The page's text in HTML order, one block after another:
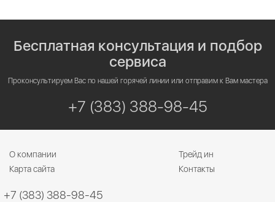
Бесплатная консультация и подбор
сервиса
Проконсультируем Вас по нашей горячей линии или отправим к Вам мастера
+7 (383) 388-98-45
О компании
Трейд ин
Карта сайта
Контакты
+7 (383) 388-98-45